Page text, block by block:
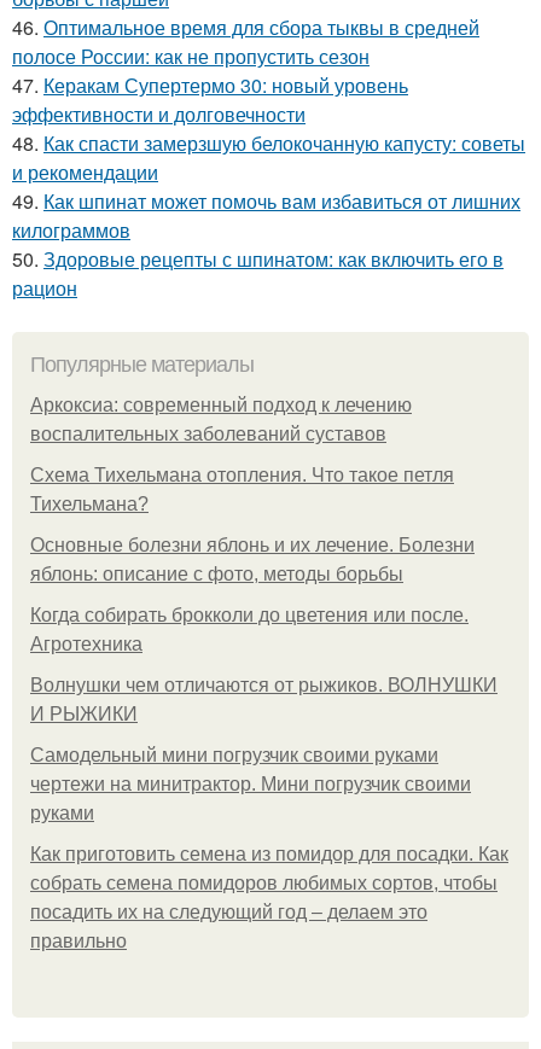
46. Оптимальное время для сбора тыквы в средней
полосе России: как не пропустить сезон
47. Керакам Супертермо 30: новый уровень
эффективности и долговечности
48. Как спасти замерзшую белокочанную капусту: советы
и рекомендации
49. Как шпинат может помочь вам избавиться от лишних
килограммов
50. Здоровые рецепты с шпинатом: как включить его в
рацион
Популярные материалы
Аркоксиа: современный подход к лечению
воспалительных заболеваний суставов
Схема Тихельмана отопления. Что такое петля
Тихельмана?
Основные болезни яблонь и их лечение. Болезни
яблонь: описание с фото, методы борьбы
Когда собирать брокколи до цветения или после.
Агротехника
Волнушки чем отличаются от рыжиков. ВОЛНУШКИ
И РЫЖИКИ
Самодельный мини погрузчик своими руками
чертежи на минитрактор. Мини погрузчик своими
руками
Как приготовить семена из помидор для посадки. Как
собрать семена помидоров любимых сортов, чтобы
посадить их на следующий год – делаем это
правильно